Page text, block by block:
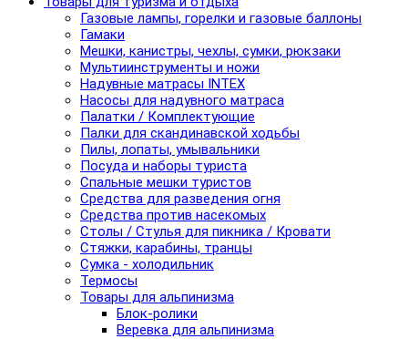
Газовые лампы, горелки и газовые баллоны
Гамаки
Мешки, канистры, чехлы, сумки, рюкзаки
Мультиинструменты и ножи
Надувные матрасы INTEX
Насосы для надувного матраса
Палатки / Комплектующие
Палки для скандинавской ходьбы
Пилы, лопаты, умывальники
Посуда и наборы туриста
Спальные мешки туристов
Средства для разведения огня
Средства против насекомых
Столы / Стулья для пикника / Кровати
Стяжки, карабины, транцы
Сумка - холодильник
Термосы
Товары для альпинизма
Блок-ролики
Веревка для альпинизма